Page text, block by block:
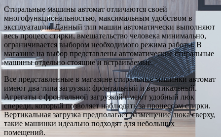
Стиральные машины автомат отличаются своей
многофункциональностью, максимальным удобством в
эксплуатации. Данный тип машин автоматически выполняют
весь процесс стирки, вмешательство человека минимально,
ограничивается выбором необходимого режима работы. В
магазине на выбор представлены автоматические стиральные
машины отдельно стоящие и встраиваемые.
Все представленные в магазине стиральные машинки автомат
имеют два типа загрузки: фронтальный и вертикальный.
Агрегаты с фронтальной загрузкой имеют удобный люк
спереди, который позволяет наблюдать за процессом стирки.
Вертикальная загрузка предполагает размещение люка сверху,
такие машинки идеально подходят для небольших
помещений.